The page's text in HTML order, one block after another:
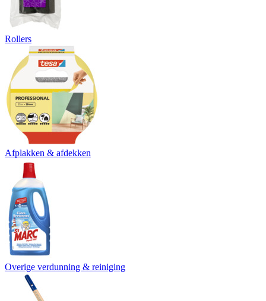
Rollers
Afplakken & afdekken
Overige verdunning & reiniging